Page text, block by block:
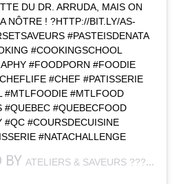
DU DR. ARRUDA, MAIS ON
NÔTRE ! ?HTTP://BIT.LY/AS-
#PASTEISDENATA
#COOKINGSCHOOL
#FOODPORN #FOODIE
#CHEF #PATISSERIE
#MTLFOODIE #MTLFOOD
#QUEBEC #QUEBECFOOD
#QC #COURSDECUISINE
#NATACHALLENGE
BY ATELIERS & SAVEURS ???